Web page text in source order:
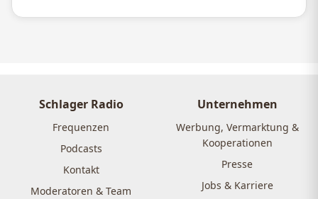
Schlager Radio
Frequenzen
Podcasts
Kontakt
Moderatoren & Team
Unternehmen
Werbung, Vermarktung &
Kooperationen
Presse
Jobs & Karriere